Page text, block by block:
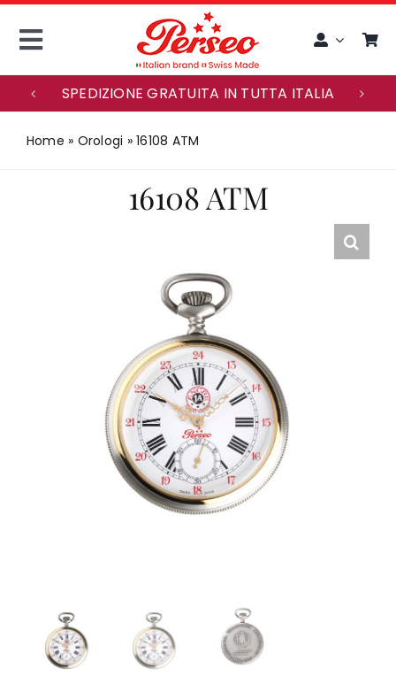
Skip
Toggle
Navigation
ENGLISH
ACCOUNT
SERVIZIO CLIENTI
PUNTI VENDITA
SPEDIZIONE GRATUITA IN TUTTA ITALIA
Home » Orologi »16108 ATM
16108 ATM